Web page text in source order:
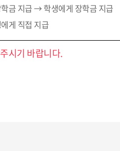
금 지급 → 학생에게 장학금 지급
게 직접 지급
시기 바랍니다.